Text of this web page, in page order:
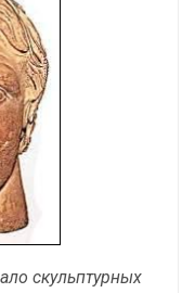
скульптурных